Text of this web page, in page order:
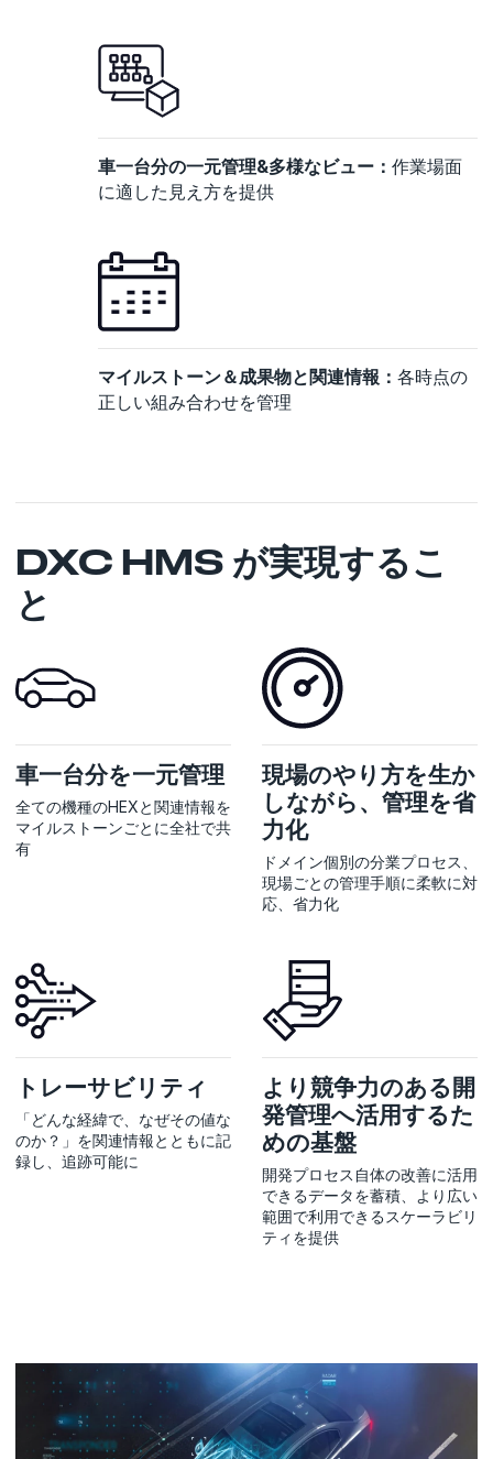
車一台分の一元管理&多様なビュー： 作業場面
に適した見え方を提供
マイルストーン＆成果物と関連情報： 各時点の
正しい組み合わせを管理
DXC HMS が実現するこ
と
車一台分を一元管理
全ての機種のHEXと関連情報を
マイルストーンごとに全社で共
有
現場のやり方を生か
しながら、管理を省
力化
ドメイン個別の分業プロセス、
現場ごとの管理手順に柔軟に対
応、省力化
トレーサビリティ
「どんな経緯で、なぜその値な
のか？」を関連情報とともに記
録し、追跡可能に
より競争力のある開
発管理へ活用するた
めの基盤
開発プロセス自体の改善に活用
できるデータを蓄積、より広い
範囲で利用できるスケーラビリ
ティを提供